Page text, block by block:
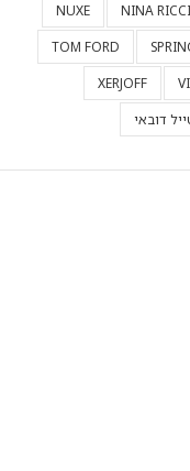
NINA RICCI
NUXE
TOM FORD
XERJOFF
דובאי